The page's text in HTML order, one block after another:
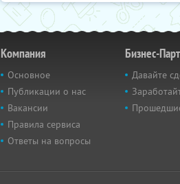
Компания
Основное
Публикации о нас
Вакансии
Правила сервиса
Ответы на вопросы
Бизнес-
Давайте